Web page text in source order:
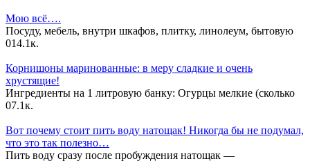
Мою всё….
Посуду, мебель, внутри шкафов, плитку, линолеум, бытовую
014.1к.
Корнишоны маринованные: в меру сладкие и очень
хрустящие!
Ингредиенты на 1 литровую банку: Огурцы мелкие (сколько
07.1к.
Вот почему стоит пить воду натощак! Никогда бы не подумал,
что это так полезно…
Пить воду сразу после пробуждения натощак —